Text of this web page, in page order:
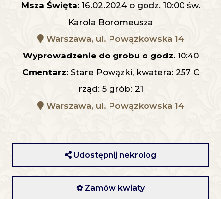
Msza Święta:16.02.2024 o godz. 10:00 św.
Karola Boromeusza
Warszawa, ul. Powązkowska 14
Wyprowadzenie do grobu o godz.10:40
Cmentarz:Stare Powązki, kwatera: 257 C
rząd: 5 grób: 21
Warszawa, ul. Powązkowska 14
Udostępnij nekrolog
✿ Zamów kwiaty